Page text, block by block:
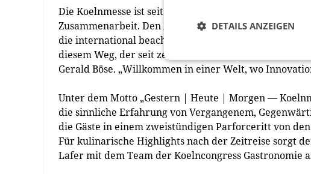
Die Koelnmesse ist seit 100 Jahren ein lebendiges
Zusammenarbeit. Den Anstoß für ihre Gründung gab
die international beachtete Erfolgsgeschichte der
diesem Weg, der seit zehn Dekaden Unternehmen,
Gerald Böse. „Willkommen in einer Welt, wo
Unter dem Motto „Gestern | Heute | Morgen —
die sinnliche Erfahrung von Vergangenem,
die Gäste in einem zweistündigen Parforceritt von
Für kulinarische Highlights nach der Zeitreise sorgt
Lafer mit dem Team der Koelncongress Gastronomie
DETAILS ANZEIGEN